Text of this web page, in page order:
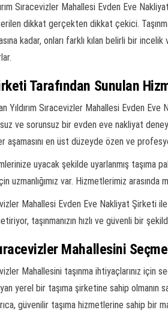
Sıracevizler Mahallesi Evden Eve
dikkat gerçekten dikkat çekici.
kadar, onları farklı kılan belirli bir
Tarafından Sunulan
Yıldırım Sıracevizler Mahallesi Evden
ve sorunsuz bir evden eve nakliyat
aşamasını en üst düzeyde özen ve
uyacak şekilde uyarlanmış taşıma
uzmanlığımız var. Hizmetlerimiz arasında
Mahallesi Evden Eve Nakliyat Şirketi
taşınmanızın hızlı ve güvenli bir
Mahallesini
Mahallesini taşınma ihtiyaçlarınız
yerel bir taşıma şirketine sahip olmanın
güvenilir taşıma hizmetlerine sahip bir